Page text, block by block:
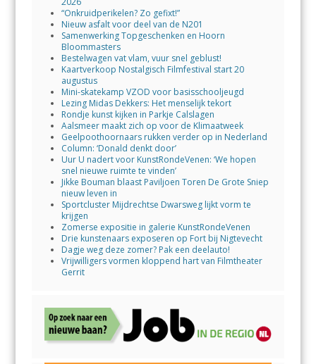
“Onkruidperikelen? Zo gefixt!”
Nieuw asfalt voor deel van de N201
Samenwerking Topgeschenken en Hoorn
Bloommasters
Bestelwagen vat vlam, vuur snel geblust!
Kaartverkoop Nostalgisch Filmfestival start 20
augustus
Mini-skatekamp VZOD voor basisschooljeugd
Lezing Midas Dekkers: Het menselijk tekort
Rondje kunst kijken in Parkje Calslagen
Aalsmeer maakt zich op voor de Klimaatweek
Geelpoothoornaars rukken verder op in Nederland
Column: ‘Donald denkt door’
Uur U nadert voor KunstRondeVenen: ‘We hopen
snel nieuwe ruimte te vinden’
Jikke Bouman blaast Paviljoen Toren De Grote Sniep
nieuw leven in
Sportcluster Mijdrechtse Dwarsweg lijkt vorm te
krijgen
Zomerse expositie in galerie KunstRondeVenen
Drie kunstenaars exposeren op Fort bij Nigtevecht
Dagje weg deze zomer? Pak een deelauto!
Vrijwilligers vormen kloppend hart van Filmtheater
Gerrit